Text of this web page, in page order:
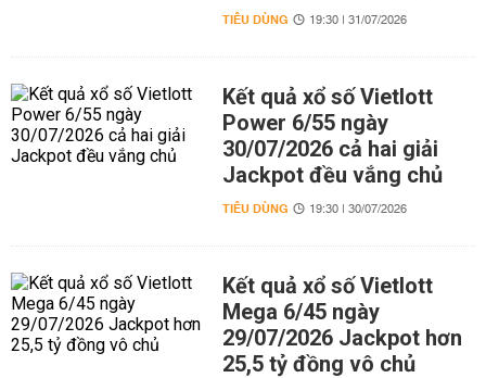
TIÊU DÙNG 19:30 | 31/07/2026
Kết quả xổ số Vietlott
Power 6/55 ngày
30/07/2026 cả hai giải
Jackpot đều vắng chủ
TIÊU DÙNG 19:30 | 30/07/2026
Kết quả xổ số Vietlott
Mega 6/45 ngày
29/07/2026 Jackpot hơn
25,5 tỷ đồng vô chủ